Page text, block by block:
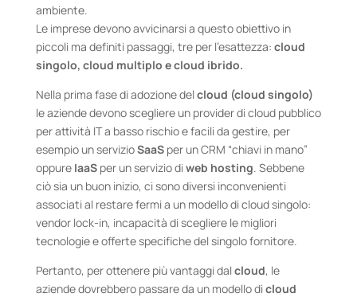
ambiente.
Le imprese devono avvicinarsi a questo obiettivo in
piccoli ma definiti passaggi, tre per l’esattezza: cloud
singolo, cloud multiplo e cloud ibrido.
Nella prima fase di adozione delcloud (cloud singolo)
le aziende devono scegliere un provider di cloud pubblico
per attività IT a basso rischio e facili da gestire, per
esempio un servizioSaaSper un CRM “chiavi in mano”
oppure IaaSper un servizio diweb hosting. Sebbene
ciò sia un buon inizio, ci sono diversi inconvenienti
associati al restare fermi a un modello di cloud singolo:
vendor lock-in, incapacità di scegliere le migliori
tecnologie e offerte specifiche del singolo fornitore.
Pertanto, per ottenere più vantaggi dalcloud, le
aziende dovrebbero passare da un modello dicloud